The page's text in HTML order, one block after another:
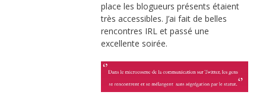
place les blogueurs présents étaient
très accessibles. J’ai fait de belles
rencontres IRL et passé une
excellente soirée.